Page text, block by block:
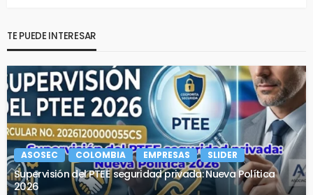
TE PUEDE INTERESAR
ASOSEC COLOMBIA EMPRESAS SLIDER
Supervisión del PTEE seguridad privada: Nueva Política
2026